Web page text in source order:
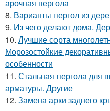
арочная пергола
8. Варианты пергол из
9. Из чего делают дома.
10. Лучшие сорта
Морозостойкие
особенности
11. Стальная пергола для
арматуры. Другие
12. Замена арки заднего